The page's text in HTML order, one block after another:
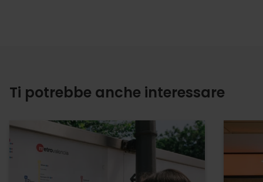
Ti potrebbe anche interessare